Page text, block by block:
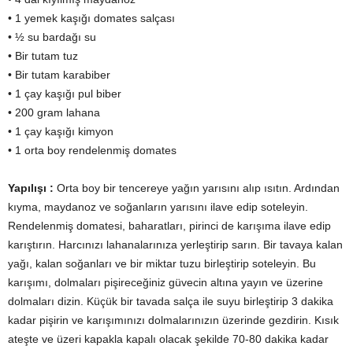
• 1 yemek kaşığı domates salçası
• ½ su bardağı su
• Bir tutam tuz
• Bir tutam karabiber
• 1 çay kaşığı pul biber
• 200 gram lahana
• 1 çay kaşığı kimyon
• 1 orta boy rendelenmiş domates
Yapılışı : Orta boy bir tencereye yağın yarısını alıp ısıtın. Ardından
kıyma, maydanoz ve soğanların yarısını ilave edip soteleyin.
Rendelenmiş domatesi, baharatları, pirinci de karışıma ilave edip
karıştırın. Harcınızı lahanalarınıza yerleştirip sarın. Bir tavaya kalan
yağı, kalan soğanları ve bir miktar tuzu birleştirip soteleyin. Bu
karışımı, dolmaları pişireceğiniz güvecin altına yayın ve üzerine
dolmaları dizin. Küçük bir tavada salça ile suyu birleştirip 3 dakika
kadar pişirin ve karışımınızı dolmalarınızın üzerinde gezdirin. Kısık
ateşte ve üzeri kapakla kapalı olacak şekilde 70-80 dakika kadar